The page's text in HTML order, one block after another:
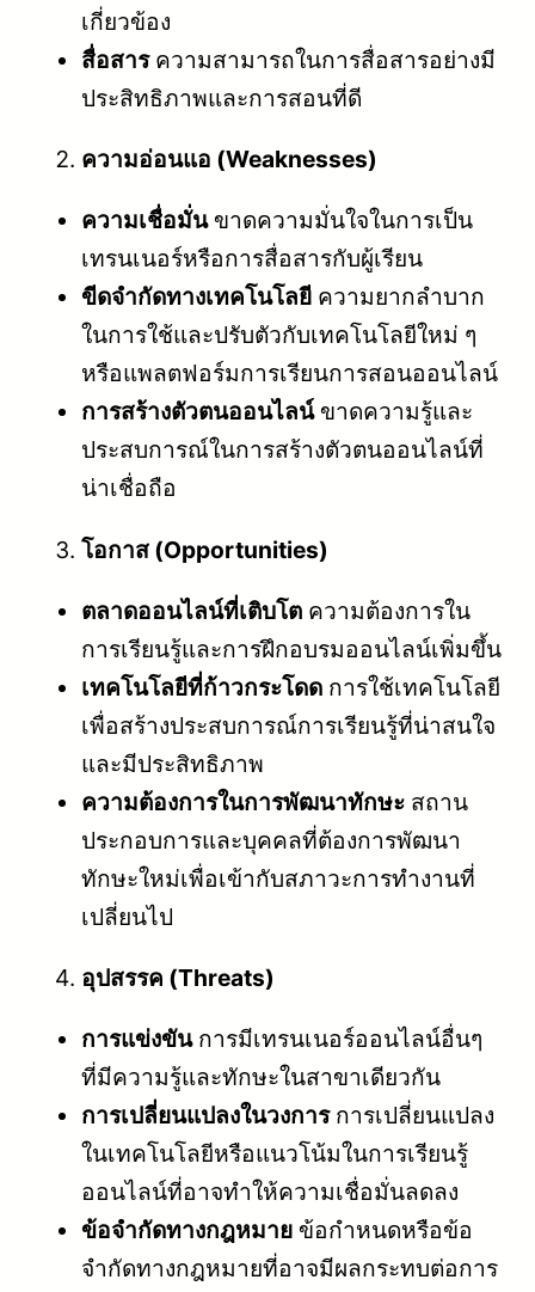
เกี่ยวข้อง
สื่อสารความสามารถในการสื่อสารอย่างมี
ประสิทธิภาพและการสอนที่ดี
ความอ่อนแอ (Weaknesses)
ความเชื่อมั่นขาดความมั่นใจในการเป็น
เทรนเนอร์หรือการสื่อสารกับผู้เรียน
ขีดจำกัดทางเทคโนโลยี ความยากลำบาก
ในการใช้และปรับตัวกับเทคโนโลยีใหม่ ๆ
หรือแพลตฟอร์มการเรียนการสอนออนไลน์
การสร้างตัวตนออนไลน์ขาดความรู้และ
ประสบการณ์ในการสร้างตัวตนออนไลน์ที่
น่าเชื่อถือ
โอกาส (Opportunities)
ตลาดออนไลน์ที่เติบโต ความต้องการใน
การเรียนรู้และการฝึกอบรมออนไลน์เพิ่มขึ้น
เทคโนโลยีที่ก้าวกระโดด การใช้เทคโนโลยี
เพื่อสร้างประสบการณ์การเรียนรู้ที่น่าสนใจ
และมีประสิทธิภาพ
ความต้องการในการพัฒนาทักษะ สถาน
ประกอบการและบุคคลที่ต้องการพัฒนา
ทักษะใหม่เพื่อเข้ากับสภาวะการทำงานที่
เปลี่ยนไป
อุปสรรค (Threats)
การแข่งขันการมีเทรนเนอร์ออนไลน์อื่นๆ
ที่มีความรู้และทักษะในสาขาเดียวกัน
การเปลี่ยนแปลงในวงการการเปลี่ยนแปลง
ในเทคโนโลยีหรือแนวโน้มในการเรียนรู้
ออนไลน์ที่อาจทำให้ความเชื่อมั่นลดลง
ข้อจำกัดทางกฎหมาย ข้อกำหนดหรือข้อ
จำกัดทางกฎหมายที่อาจมีผลกระทบต่อการ